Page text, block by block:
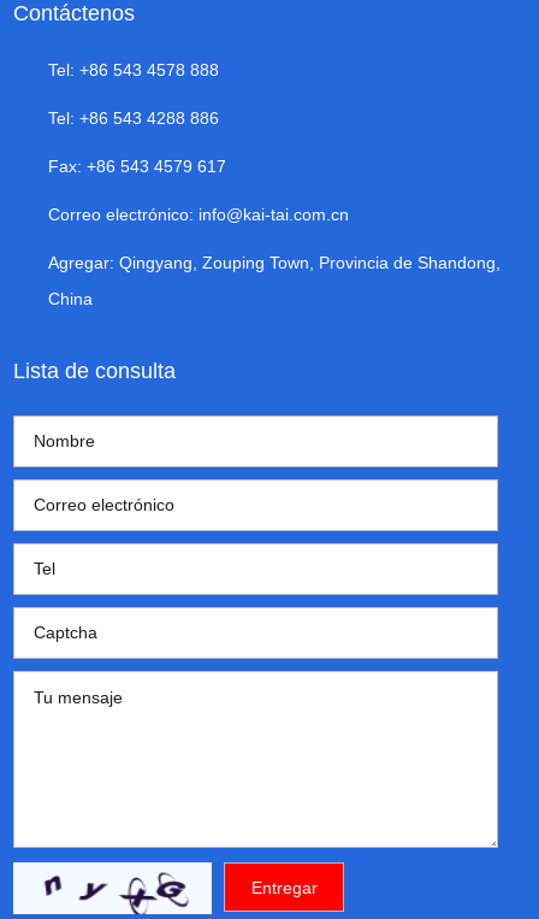
Contáctenos
Tel: +86 543 4578 888
Tel: +86 543 4288 886
Fax: +86 543 4579 617
Correo electrónico: info@kai-tai.com.cn
Agregar: Qingyang, Zouping Town, Provincia de Shandong,
China
Lista de consulta